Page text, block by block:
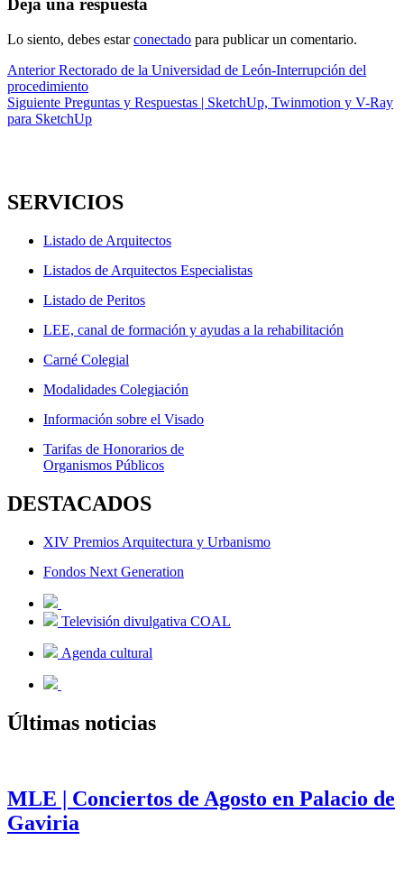
Deja una respuesta
Lo siento, debes estarconectado para publicar un comentario.
Navegación
de
entradas
Anterior Entrada
anterior:
Rectorado de la Universidad de León-Interrupción del
procedimiento
Siguiente Entrada
siguiente:
Preguntas y Respuestas | SketchUp, Twinmotion y V-Ray
para SketchUp
SERVICIOS
Listado de Arquitectos
Listados de Arquitectos Especialistas
Listado de Peritos
LEE, canal de formación y ayudas a la rehabilitación
Carné Colegial
Modalidades Colegiación
Información sobre el Visado
Tarifas de Honorarios de
Organismos Públicos
DESTACADOS
XIV Premios Arquitectura y Urbanismo
Fondos Next Generation
Televisión divulgativa COAL
Agenda cultural
Últimas noticias
MLE | Conciertos de Agosto en Palacio de
Gaviria